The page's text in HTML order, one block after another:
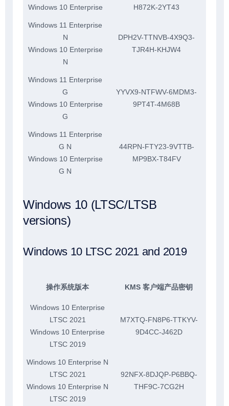
Windows 10 Enterprise
H872K-2YT43
Windows 11 Enterprise
N
Windows 10 Enterprise
N
DPH2V-TTNVB-4X9Q3-
TJR4H-KHJW4
Windows 11 Enterprise
G
Windows 10 Enterprise
G
YYVX9-NTFWV-6MDM3-
9PT4T-4M68B
Windows 11 Enterprise
G N
Windows 10 Enterprise
G N
44RPN-FTY23-9VTTB-
MP9BX-T84FV
Windows 10 (LTSC/LTSB
versions)
Windows 10 LTSC 2021 and 2019
操作系统版本 KMS 客户端产品密钥
Windows 10 Enterprise
LTSC 2021
Windows 10 Enterprise
LTSC 2019
M7XTQ-FN8P6-TTKYV-
9D4CC-J462D
Windows 10 Enterprise N
LTSC 2021
Windows 10 Enterprise N
LTSC 2019
92NFX-8DJQP-P6BBQ-
THF9C-7CG2H